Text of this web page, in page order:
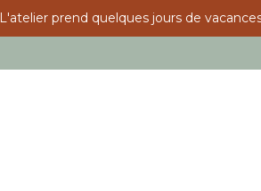
L'atelier prend quelques jours de